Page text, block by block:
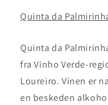
Quinta da
Quinta da
fra Vinho Verde-
Loureiro. Vinen er
en beskeden